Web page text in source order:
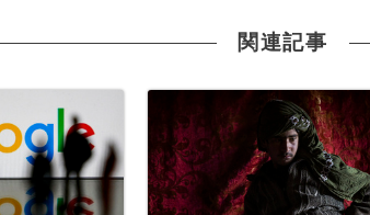
関連記事